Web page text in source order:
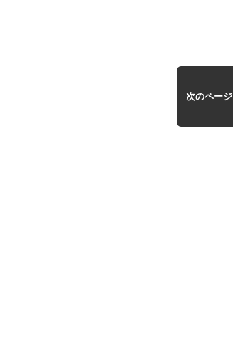
次のページ